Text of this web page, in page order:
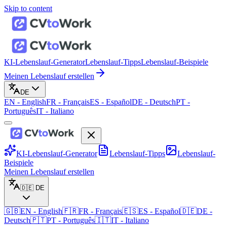
Skip to content
KI-Lebenslauf-GeneratorLebenslauf-TippsLebenslauf-Beispiele
Meinen Lebenslauf erstellen
DE
EN - EnglishFR - FrançaisES - EspañolDE - DeutschPT -
PortuguêsIT - Italiano
KI-Lebenslauf-Generator Lebenslauf-Tipps
Lebenslauf-
Beispiele
Meinen Lebenslauf erstellen
🇩🇪 DE
🇬🇧EN - English🇫🇷FR - Français🇪🇸ES - Español🇩🇪DE -
Deutsch🇵🇹PT - Português🇮🇹IT - Italiano